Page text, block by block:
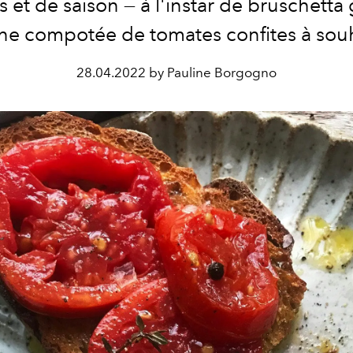
et de saison — à l'instar de bruschetta
compotée de tomates confites à
28.04.2022 by Pauline Borgogno